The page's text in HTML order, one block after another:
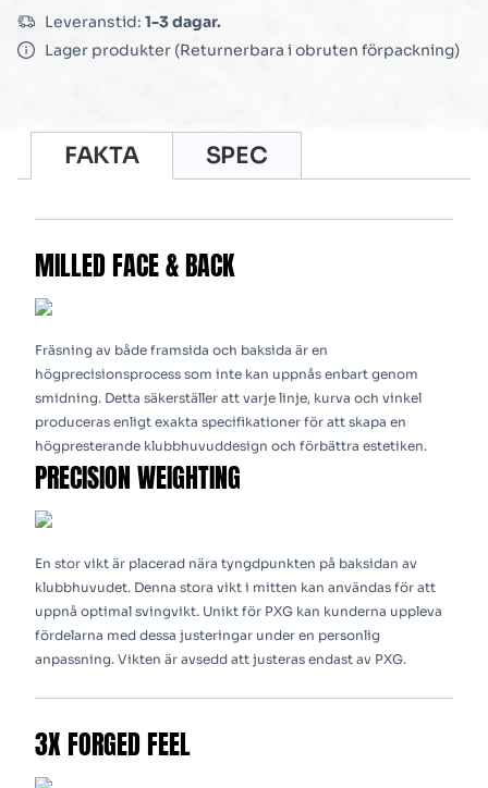
Leveranstid: 1-3 dagar.
Lager produkter (Returnerbara i obruten förpackning)
FAKTA SPEC
MILLED FACE & BACK
Fräsning av både framsida och baksida är en
högprecisionsprocess som inte kan uppnås enbart genom
smidning. Detta säkerställer att varje linje, kurva och vinkel
produceras enligt exakta specifikationer för att skapa en
högpresterande klubbhuvuddesign och förbättra estetiken.
PRECISION WEIGHTING
En stor vikt är placerad nära tyngdpunkten på baksidan av
klubbhuvudet. Denna stora vikt i mitten kan användas för att
uppnå optimal svingvikt. Unikt för PXG kan kunderna uppleva
fördelarna med dessa justeringar under en personlig
anpassning. Vikten är avsedd att justeras endast av PXG.
3X FORGED FEEL